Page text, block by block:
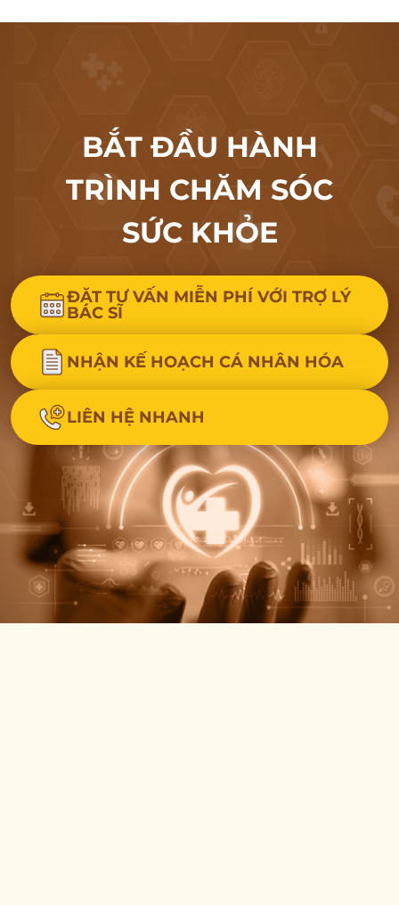
BẮT ĐẦU HÀNH
TRÌNH CHĂM SÓC
SỨC KHỎE
ĐẶT TƯ VẤN MIỄN PHÍ VỚI TRỢ LÝ
BÁC SĨ
NHẬN KẾ HOẠCH CÁ NHÂN HÓA
LIÊN HỆ NHANH